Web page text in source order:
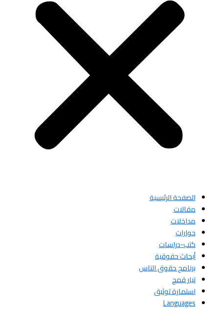
الصفحة الرئيسية
مقالات
مداخلات
حوارات
كتب-دراسات
أبحاث حقوقية
برنامج حقوق الناس
تيار قمح
استمارة توثيق
Languages